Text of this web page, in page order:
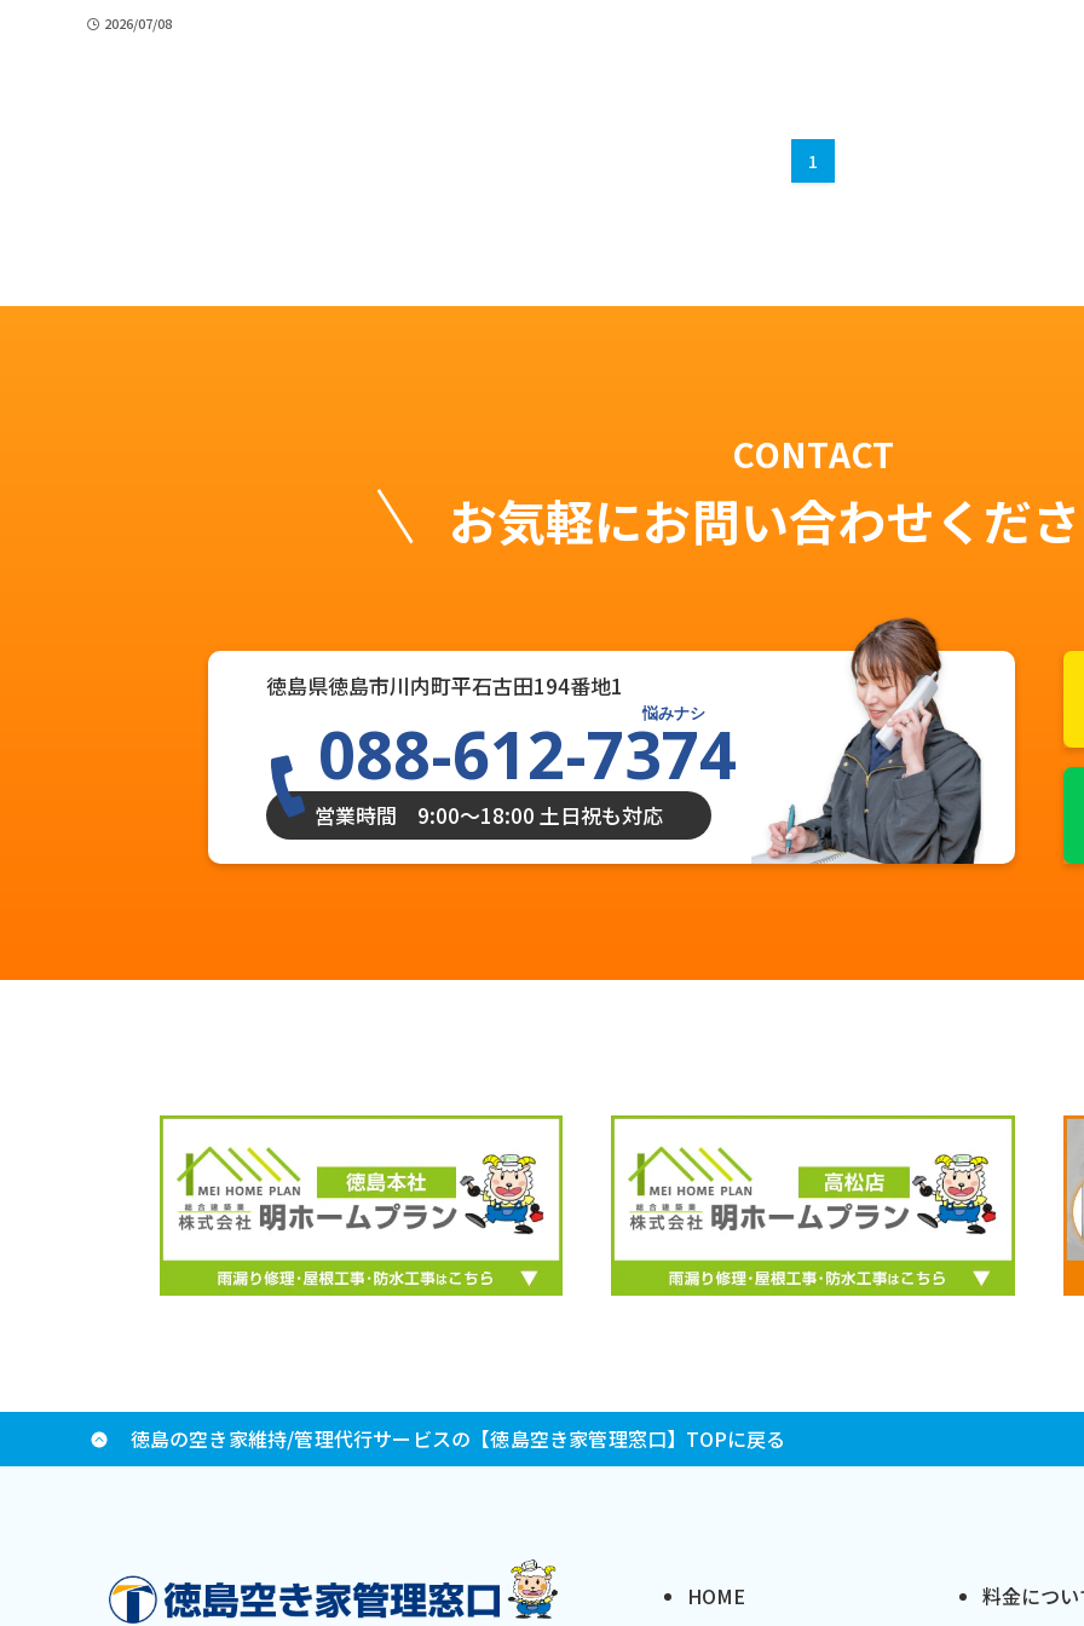
2026/07/08
1
CONTACT
お気軽にお問い合わせくだ
徳島県徳島市川内町平石古田194番地1
悩みナシ
088-612-7374
営業時間 9:00〜18:00 土日祝も対応
徳島の空き家維持/管理代行サービスの【徳島空き家管理窓口】TOPに戻る
HOME 料金につ